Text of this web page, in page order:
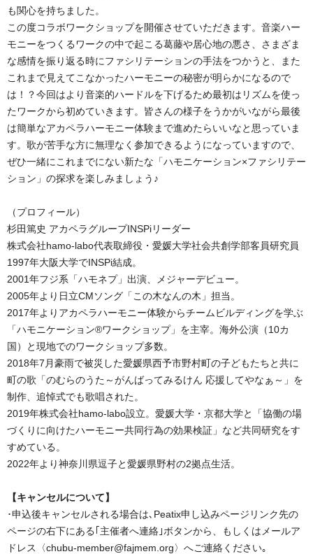
も関心を持ちました。
この度コラボワークショップを開催させていただきます。音楽ハー
モニーをつくるワークの中で起こる葛藤や居心地の悪さ、さまざま
な感情を振り返る時にファシリテーションの手法をつかうと、また
これまで見えてこなかったハーモニーの秘密が明らかになるので
は！？今回はより音楽的ハードルを下げるため最初はリズムを使っ
たワークから初めていきます。皆さんの様子をうかがいながら最後
は簡単なアカペラハーモニー体験まで進めたらいいなと思っていま
す。歌が苦手な方に無理なく参加できるようになっていますので、
ぜひ一緒にこれまでにない新たな「ハモニケーション×ファシリテー
ション」の探求を楽しみましょう♪
（プロフィール）
杉田篤史 アカペラグループINSPiリーダー
株式会社hamo-labo代表取締役・愛媛大学社会共創学部客員研究員
1997年大阪大学でINSPi結成。
2001年フジ系「ハモネプ」出演、メジャーデビュー。
2005年より日立CMソング「この木なんの木」担当。
2017年よりアカペラハーモニー体験からチームビルディングを学ぶ
「ハモニケーション®︎ワークショップ」を主宰。海外公演（10カ
国）と現地でのワークショップ多数。
2018年7月豪雨で被災した愛媛県西予市野村町の子どもたちと共に
町の歌「のむらのうた～がんばってみるけん 応援してやなぁ～」を
制作、追悼式でも歌唱された。
2019年株式会社hamo-labo設立。愛媛大学・京都大学と「協働の場
づくりに向けたハーモニー共同行為の効果検証」など共同研究をす
すめている。
2022年より神奈川県逗子と愛媛県野村の2拠点生活。
【キャンセルについて】
･申込後キャンセルされる場合は､Peatix申し込みページリンク先の
ページの右下にある｢主催者へ連絡｣ボタンから、もしくはメールア
ドレス〈chubu-member@fajmem.org〉へご連絡ください｡